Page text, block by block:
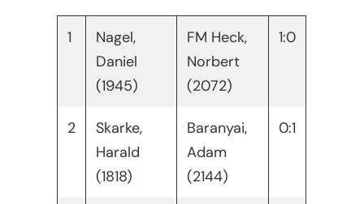
1
Nagel,
Daniel
(1945)
FM Heck,
Norbert
(2072)
1:0
2
Skarke,
Harald
(1818)
Baranyai,
Adam
(2144)
0:1